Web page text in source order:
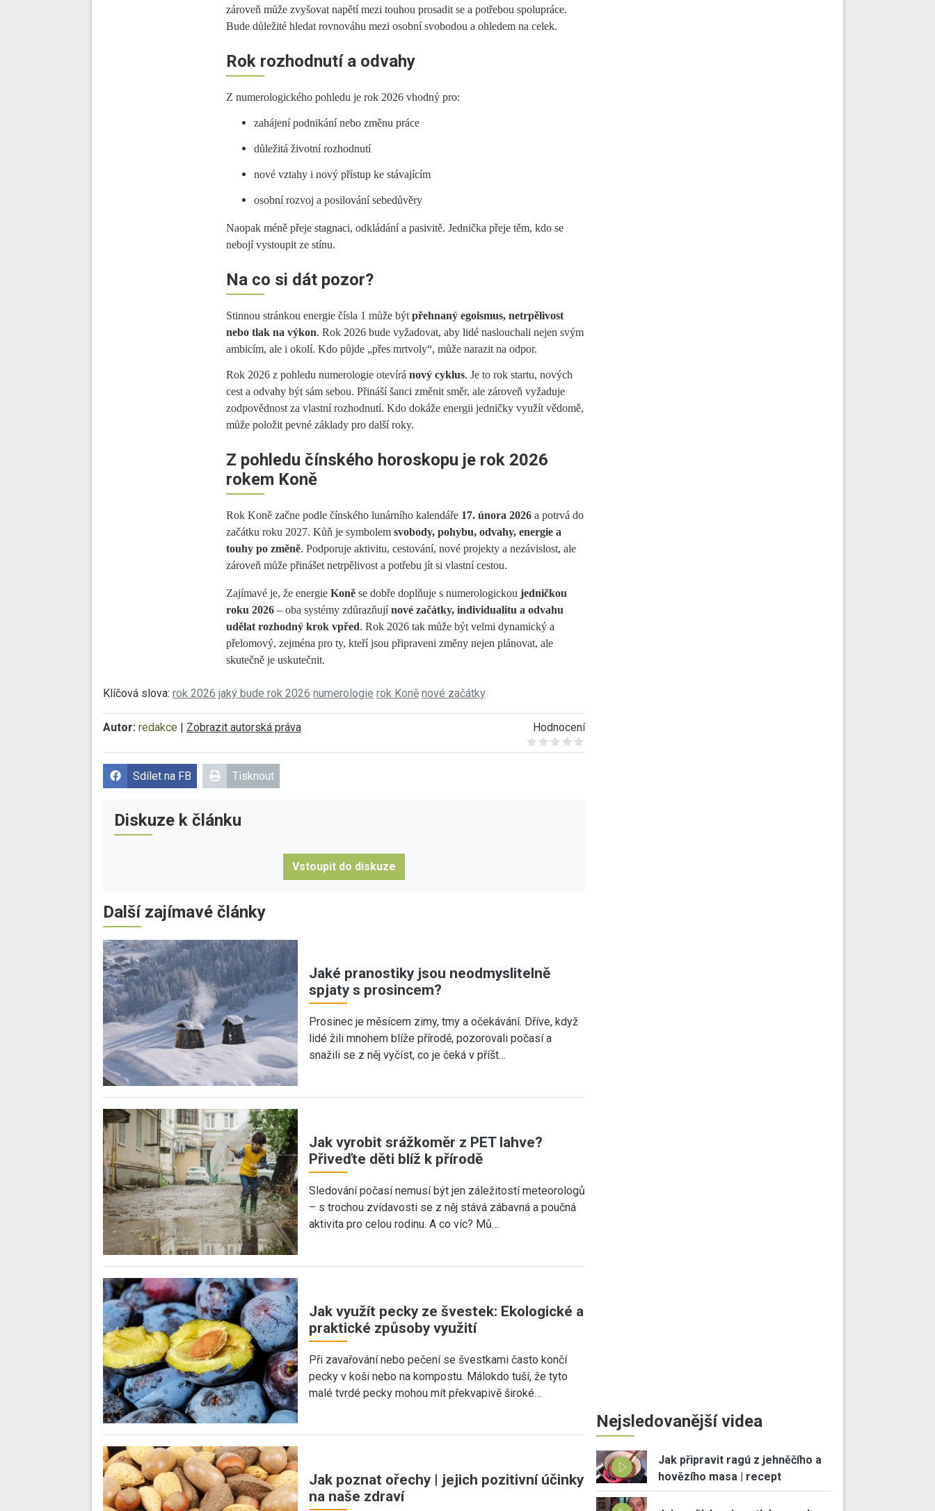
zároveň může zvyšovat napětí mezi touhou prosadit se a potřebou spolupráce.
Bude důležité hledat rovnováhu mezi osobní svobodou a ohledem na celek.
Rok rozhodnutí a odvahy
Z numerologického pohledu je rok 2026 vhodný pro:
zahájení podnikání nebo změnu práce
důležitá životní rozhodnutí
nové vztahy i nový přístup ke stávajícím
osobní rozvoj a posilování sebedůvěry
Naopak méně přeje stagnaci, odkládání a pasivitě. Jednička přeje těm, kdo se
nebojí vystoupit ze stínu.
Na co si dát pozor?
Stinnou stránkou energie čísla 1 může býtpřehnaný egoismus, netrpělivost
nebo tlak na výkon. Rok 2026 bude vyžadovat, aby lidé naslouchali nejen svým
ambicím, ale i okolí. Kdo půjde „přes mrtvoly“, může narazit na odpor.
Rok 2026 z pohledu numerologie otevíránový cyklus. Je to rok startu, nových
cest a odvahy být sám sebou. Přináší šanci změnit směr, ale zároveň vyžaduje
zodpovědnost za vlastní rozhodnutí. Kdo dokáže energii jedničky využít vědomě,
může položit pevné základy pro další roky.
Z pohledu čínského horoskopu je rok 2026
rokem Koně
Rok Koně začne podle čínského lunárního kalendáře 17. února 2026 a potrvá do
začátku roku 2027. Kůň je symbolemsvobody, pohybu, odvahy, energie a
touhy po změně. Podporuje aktivitu, cestování, nové projekty a nezávislost, ale
zároveň může přinášet netrpělivost a potřebu jít si vlastní cestou.
Zajímavé je, že energieKoně se dobře doplňuje s numerologickoujedničkou
roku 2026 – oba systémy zdůrazňujínové začátky, individualitu a odvahu
udělat rozhodný krok vpřed. Rok 2026 tak může být velmi dynamický a
přelomový, zejména pro ty, kteří jsou připraveni změny nejen plánovat, ale
skutečně je uskutečnit.
Klíčová slova: rok 2026 jaký bude rok 2026 numerologie rok Koně nové začátky
Autor: redakce Zobrazit autorská práva
Hodnocení
Give it 1/5
Give it 2/5
Give it 3/5
Give it 4/5
Give it 5/5
Sdílet na FB Tisknout
Diskuze k článku
Vstoupit do diskuze
Další zajímavé články
Jaké pranostiky jsou neodmyslitelně
spjaty s prosincem?
Prosinec je měsícem zimy, tmy a očekávání. Dříve, když
lidé žili mnohem blíže přírodě, pozorovali počasí a
snažili se z něj vyčíst, co je čeká v příšt…
Jak vyrobit srážkoměr z PET lahve?
Přiveďte děti blíž k přírodě
Sledování počasí nemusí být jen záležitostí meteorologů
– s trochou zvídavosti se z něj stává zábavná a poučná
aktivita pro celou rodinu. A co víc? Mů…
Jak využít pecky ze švestek: Ekologické a
praktické způsoby využití
Při zavařování nebo pečení se švestkami často končí
pecky v koši nebo na kompostu. Málokdo tuší, že tyto
malé tvrdé pecky mohou mít překvapivě široké…
Jak poznat ořechy | jejich pozitivní účinky
na naše zdraví
Nejsledovanější videa
Jak připravit ragú z jehněčího a
hovězího masa | recept